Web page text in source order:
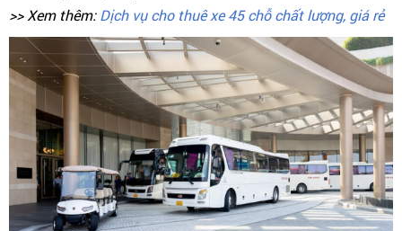
>> Xem thêm:Dịch vụ cho thuê xe 45 chỗ chất lượng, giá rẻ